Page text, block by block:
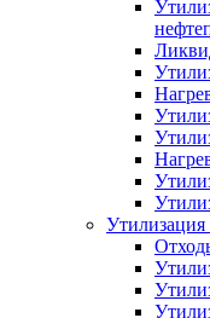
Утилизация